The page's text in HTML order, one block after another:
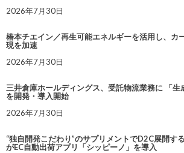
2026年7月30日
椿本チエイン／再生可能エネルギーを活用し、カ
現を加速
2026年7月30日
三井倉庫ホールディングス、受託物流業務に 「生
を開発・導入開始
2026年7月30日
“独自開発こだわり”のサプリメントでD2C展開す
がEC自動出荷アプリ「シッピーノ」を導入